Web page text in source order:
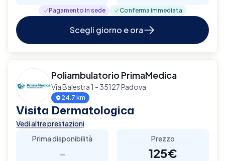
Pagamento in sede Conferma immediata
Scegli giorno e ora
Poliambulatorio PrimaMedica
Via Balestra 1 - 35127 Padova
24.7 km
Visita Dermatologica
Vedi altre prestazioni
Prima disponibilità
-
Prezzo
125€